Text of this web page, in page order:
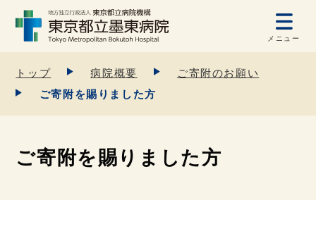
メニュー
トップ 病院概要
ご寄附のお願い
ご寄附を賜りました方
ご寄附を賜りました方